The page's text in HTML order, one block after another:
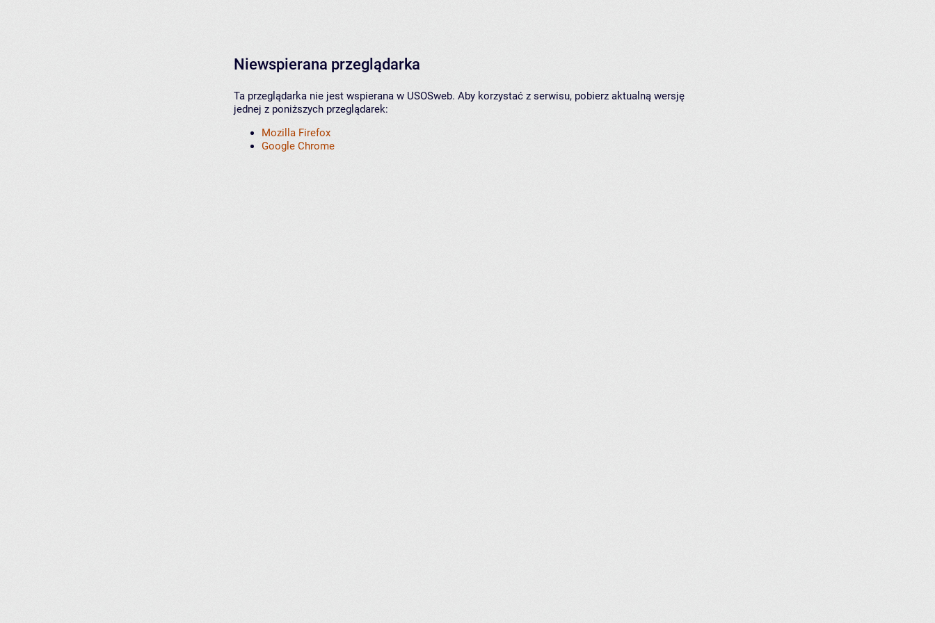
Niewspierana przeglądarka
Ta przeglądarka nie jest wspierana w USOSweb. Aby korzystać z serwisu, pobierz aktualną wersję
jednej z poniższych przeglądarek:
Mozilla Firefox
Google Chrome